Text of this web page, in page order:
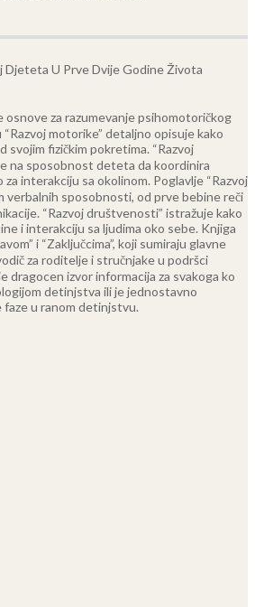
osnove za razumevanje psihomotoričkog
motorike” detaljno opisuje kako
svojim fizičkim pokretima. “Razvoj
na sposobnost deteta da koordinira
interakciju sa okolinom. Poglavlje “Razvoj
verbalnih sposobnosti, od prve bebine reči
“Razvoj društvenosti” istražuje kako
i interakciju sa ljudima oko sebe. Knjiga
i “Zaključcima”, koji sumiraju glavne
za roditelje i stručnjake u podršci
dragocen izvor informacija za svakoga ko
detinjstva ili je jednostavno
faze u ranom detinjstvu.